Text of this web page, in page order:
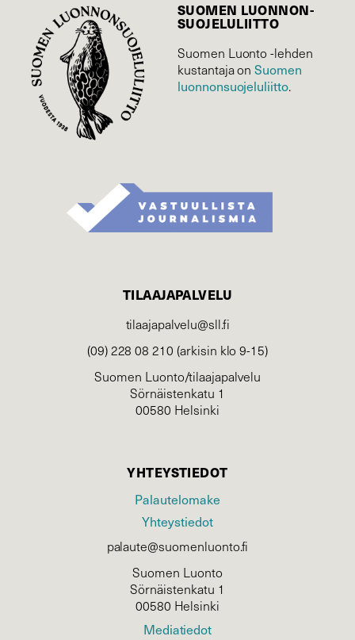
SUOMEN LUONNON­
SUOJELU­LIITTO
Suomen Luonto -lehden
kustantaja onSuomen
luonnonsuojelu­liitto.
TILAAJAPALVELU
tilaajapalvelu@sll.fi
(09) 228 08 210 (arkisin klo 9-15)
Suomen Luonto/tilaajapalvelu
Sörnäistenkatu 1
00580 Helsinki
YHTEYSTIEDOT
Palautelomake
Yhteystiedot
palaute@suomenluonto.fi
Suomen Luonto
Sörnäistenkatu 1
00580 Helsinki
Mediatiedot